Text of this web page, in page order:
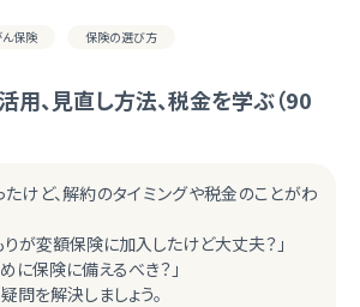
ん保険 保険の選び方
、見直し方法、税金を学ぶ（90
けど、解約のタイミングや税金のことがわ
りが変額保険に加入したけど大丈夫？」
に保険に備えるべき？」
問を解決しましょう。